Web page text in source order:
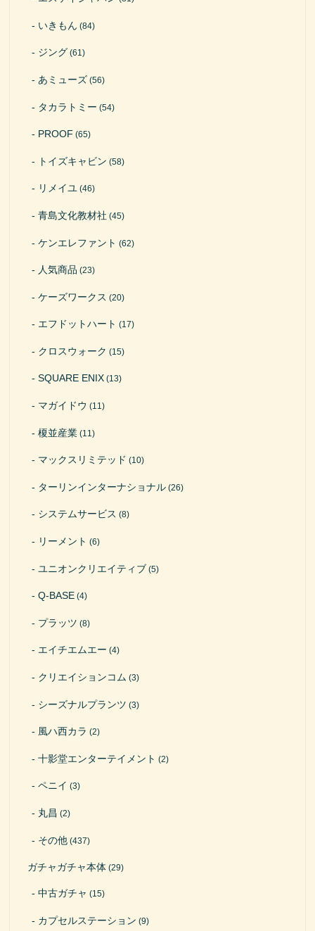
いきもん (84)
ジング (61)
あミューズ (56)
タカラトミー (54)
PROOF (65)
トイズキャビン (58)
リメイユ (46)
青島文化教材社 (45)
ケンエレファント (62)
人気商品 (23)
ケーズワークス (20)
エフドットハート (17)
クロスウォーク (15)
SQUARE ENIX (13)
マガイドウ (11)
榎並産業 (11)
マックスリミテッド (10)
ターリンインターナショナル (26)
システムサービス (8)
リーメント (6)
ユニオンクリエイティブ (5)
Q-BASE (4)
プラッツ (8)
エイチエムエー (4)
クリエイションコム (3)
シーズナルプランツ (3)
風ハ西カラ (2)
十影堂エンターテイメント (2)
ペニイ (3)
丸昌 (2)
その他 (437)
ガチャガチャ本体 (29)
中古ガチャ (15)
カプセルステーション (9)